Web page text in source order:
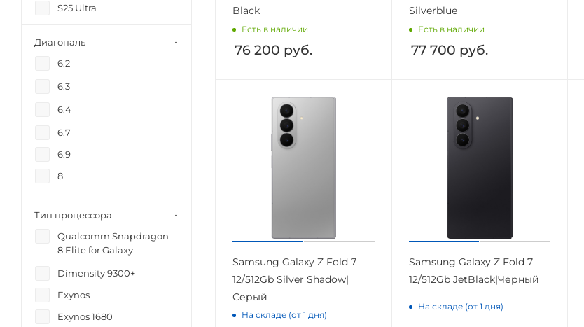
Black
Есть в наличии
76 200 руб.
Silverblue
Есть в наличии
77 700 руб.
Samsung Galaxy Z Fold 7
12/512Gb Silver Shadow|
Серый
На складе (от 1 дня)
Samsung Galaxy Z Fold 7
12/512Gb JetBlack|Черный
На складе (от 1 дня)
S25 Ultra
Диагональ
6.2
6.3
6.4
6.7
6.9
8
Тип процессора
Qualcomm Snapdragon
8 Elite for Galaxy
Dimensity 9300+
Exynos
Exynos 1680